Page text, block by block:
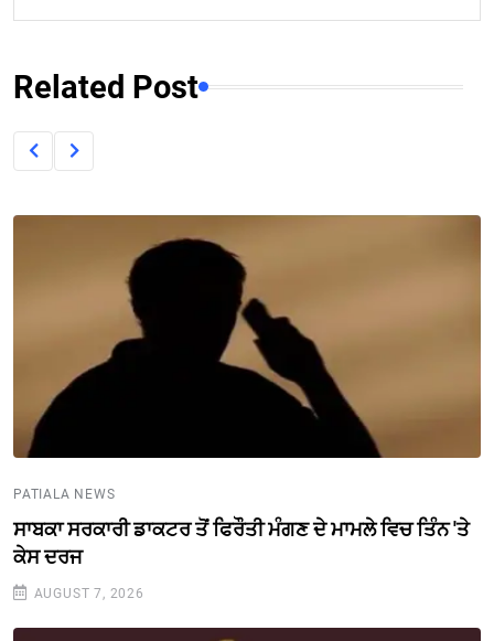
Related Post
PATIALA NEWS
ਸਾਬਕਾ ਸਰਕਾਰੀ ਡਾਕਟਰ ਤੋਂ ਫਿਰੌਤੀ ਮੰਗਣ ਦੇ ਮਾਮਲੇ ਵਿਚ ਤਿੰਨ 'ਤੇ
ਕੇਸ ਦਰਜ
AUGUST 7, 2026